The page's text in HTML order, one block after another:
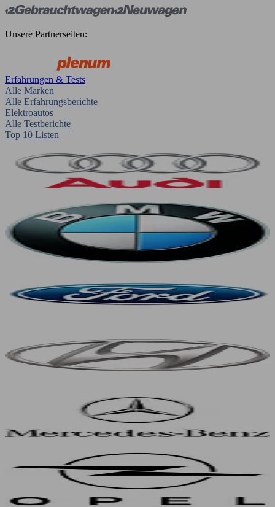
Unsere Partnerseiten:
Erfahrungen & Tests
Alle Marken
Alle Erfahrungsberichte
Elektroautos
Alle Testberichte
Top 10 Listen